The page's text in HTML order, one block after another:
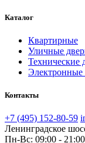
Каталог
Квартирные
Уличные
Технические
Электронные
Контакты
+7 (495) 152-80-59
Ленинградское
Пн-Вс: 09:00 - 21:00